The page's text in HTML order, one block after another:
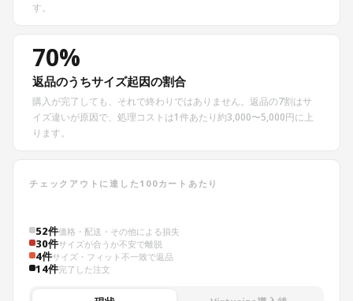
す。
70%
返品のうちサイズ起因の割合
購入が完了しても、それで終わりではありません。返品の7割はサ
イズ違いが原因で、処理コストは1件あたり約3,000〜5,000円に上
ります。
チェックアウトに達した100カートあたり
52件価格・配送・その他による損失
30件サイズが合うか不安で離脱
4件サイズ・フィット不一致で返品
14件完了した注文